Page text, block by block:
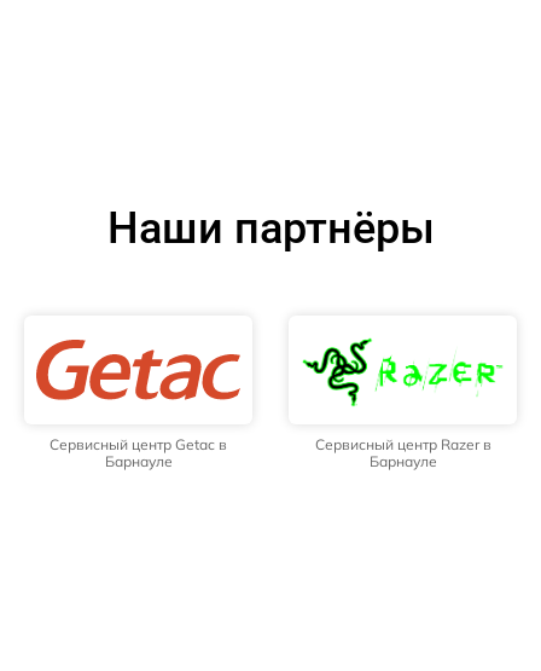
Наши партнёры
Сервисный центр Getac в
Барнауле
Сервисный центр Razer в
Барнауле